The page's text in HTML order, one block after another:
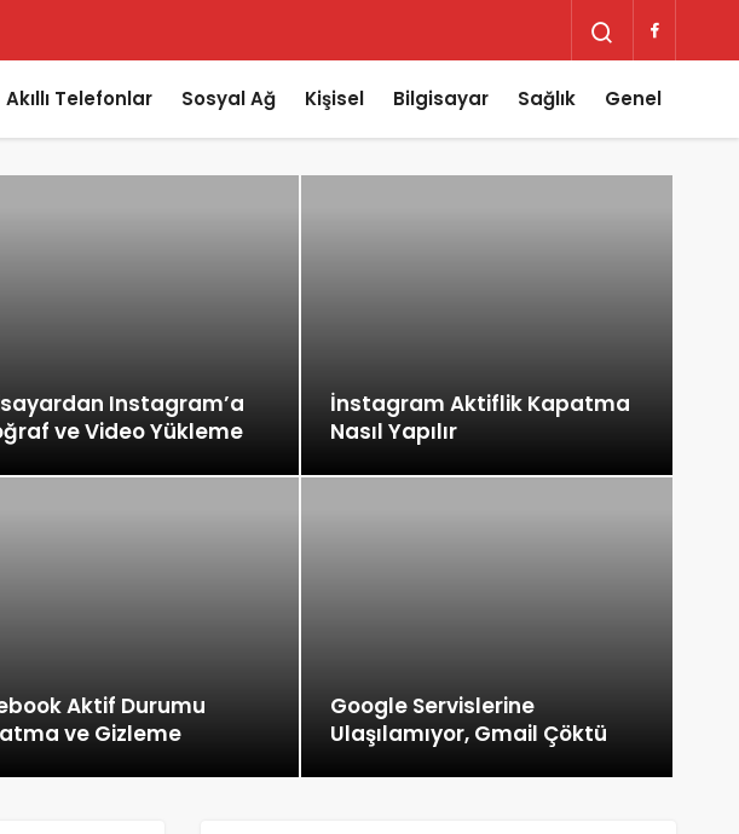
Akıllı Telefonlar Sosyal Ağ Kişisel Bilgisayar Sağlık Genel
Instagram’a
ve Video Yükleme
İnstagram Aktiflik Kapatma
Nasıl Yapılır
Aktif Durumu
ve Gizleme
Google Servislerine
Ulaşılamıyor, Gmail Çöktü